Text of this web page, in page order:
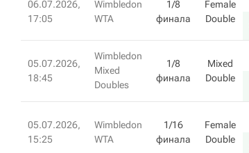
06.07.2026,
17:05
Wimbledon
WTA
1/8
финала
Female
Double
05.07.2026,
18:45
Wimbledon
Mixed
Doubles
1/8
финала
Mixed
Double
05.07.2026,
15:25
Wimbledon
WTA
1/16
финала
Female
Double